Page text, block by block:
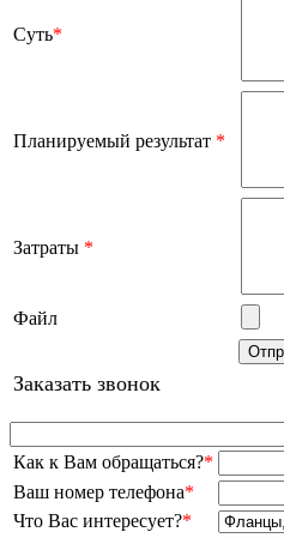
Суть*
Планируемый результат *
Затраты *
Файл
Заказать звонок
Как к Вам обращаться?*
Ваш номер телефона*
Что Вас интересует?*